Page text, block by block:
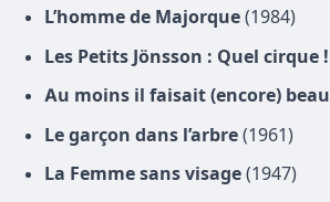
L’homme de Majorque (1984)
Les Petits Jönsson : Quel cirque !
Au moins il faisait (encore) beau
Le garçon dans l’arbre (1961)
La Femme sans visage (1947)